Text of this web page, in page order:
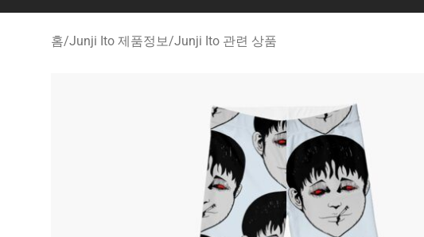
홈/Junji Ito 제품정보/Junji Ito 관련 상품